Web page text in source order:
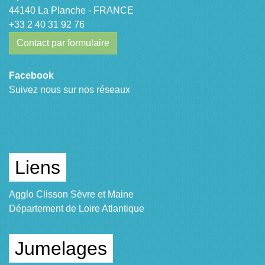
44140 La Planche - FRANCE
+33 2 40 31 92 76
Contact par formulaire
Facebook
Suivez nous sur nos réseaux
Liens
Agglo Clisson Sèvre et Maine
Département de Loire Atlantique
Jumelages